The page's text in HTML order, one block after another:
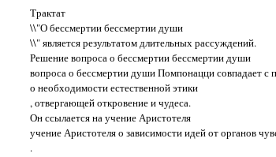
Трактат
\\"О бессмертии бессмертии души
\\" является результатом длительных рассуждений.
Решение вопроса о бессмертии бессмертии души
вопроса о бессмертии души Помпонацци совпадает с
о необходимости естественной этики
, отвергающей откровение и чудеса.
Он ссылается на учение Аристотеля
учение Аристотеля о зависимости идей от органов
.